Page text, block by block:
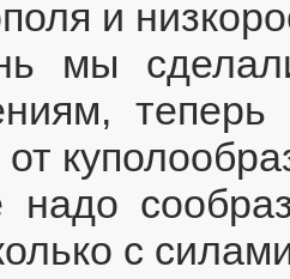
и
мы
надо
с